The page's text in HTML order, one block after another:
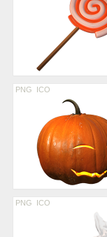
PNG ICO
PNG ICO